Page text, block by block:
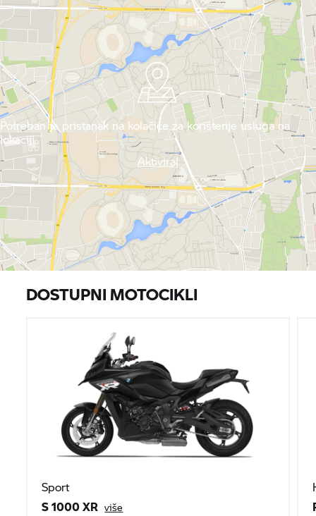
Potreban je pristanak na kolačiće za korištenje usluga na
lokaciji.
Aktiviraj
DOSTUPNI MOTOCIKLI
Sport
S 1000 XR više